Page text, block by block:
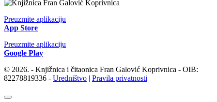
Preuzmite aplikaciju
App Store
Preuzmite aplikaciju
Google Play
© 2026. - Knjižnica i čitaonica Fran Galović Koprivnica - OIB:
82278819336 - Uredništvo | Pravila privatnosti